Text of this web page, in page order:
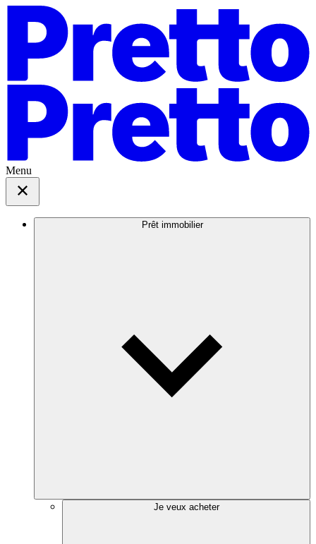
Menu
Prêt immobilier
Je veux acheter